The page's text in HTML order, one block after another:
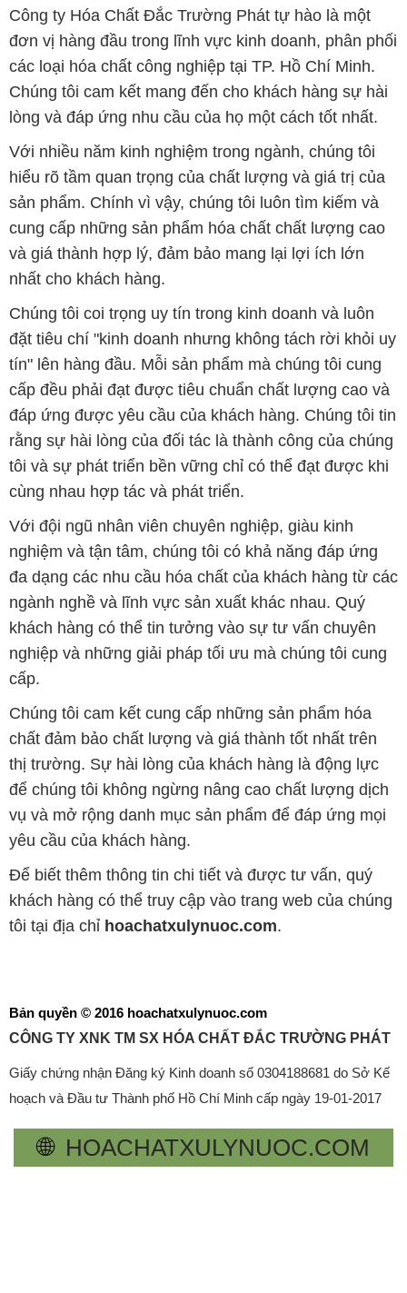
Công ty Hóa Chất Đắc Trường Phát tự hào là một
đơn vị hàng đầu trong lĩnh vực kinh doanh, phân phối
các loại hóa chất công nghiệp tại TP. Hồ Chí Minh.
Chúng tôi cam kết mang đến cho khách hàng sự hài
lòng và đáp ứng nhu cầu của họ một cách tốt nhất.
Với nhiều năm kinh nghiệm trong ngành, chúng tôi
hiểu rõ tầm quan trọng của chất lượng và giá trị của
sản phẩm. Chính vì vậy, chúng tôi luôn tìm kiếm và
cung cấp những sản phẩm hóa chất chất lượng cao
và giá thành hợp lý, đảm bảo mang lại lợi ích lớn
nhất cho khách hàng.
Chúng tôi coi trọng uy tín trong kinh doanh và luôn
đặt tiêu chí "kinh doanh nhưng không tách rời khỏi uy
tín" lên hàng đầu. Mỗi sản phẩm mà chúng tôi cung
cấp đều phải đạt được tiêu chuẩn chất lượng cao và
đáp ứng được yêu cầu của khách hàng. Chúng tôi tin
rằng sự hài lòng của đối tác là thành công của chúng
tôi và sự phát triển bền vững chỉ có thể đạt được khi
cùng nhau hợp tác và phát triển.
Với đội ngũ nhân viên chuyên nghiệp, giàu kinh
nghiệm và tận tâm, chúng tôi có khả năng đáp ứng
đa dạng các nhu cầu hóa chất của khách hàng từ các
ngành nghề và lĩnh vực sản xuất khác nhau. Quý
khách hàng có thể tin tưởng vào sự tư vấn chuyên
nghiệp và những giải pháp tối ưu mà chúng tôi cung
cấp.
Chúng tôi cam kết cung cấp những sản phẩm hóa
chất đảm bảo chất lượng và giá thành tốt nhất trên
thị trường. Sự hài lòng của khách hàng là động lực
để chúng tôi không ngừng nâng cao chất lượng dịch
vụ và mở rộng danh mục sản phẩm để đáp ứng mọi
yêu cầu của khách hàng.
Để biết thêm thông tin chi tiết và được tư vấn, quý
khách hàng có thể truy cập vào trang web của chúng
tôi tại địa chỉ hoachatxulynuoc.com.
Bản quyền © 2016 hoachatxulynuoc.com
CÔNG TY XNK TM SX HÓA CHẤT ĐẮC TRƯỜNG PHÁT
Giấy chứng nhận Đăng ký Kinh doanh số 0304188681 do Sở Kế
hoạch và Đầu tư Thành phố Hồ Chí Minh cấp ngày 19-01-2017
🌐 HOACHATXULYNUOC.COM